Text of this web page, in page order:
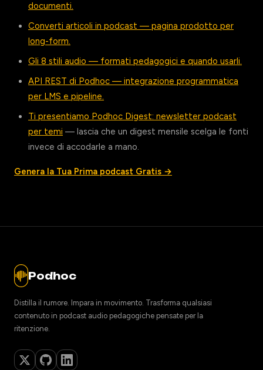
documenti.
Converti articoli in podcast — pagina prodotto per
long-form.
Gli 8 stili audio — formati pedagogici e quando usarli.
API REST di Podhoc — integrazione programmatica
per LMS e pipeline.
Ti presentiamo Podhoc Digest: newsletter podcast
per temi — lascia che un digest mensile scelga le fonti
invece di accodarle a mano.
Genera la Tua Prima podcast Gratis →
Podhoc
Distilla il rumore. Impara in movimento. Trasforma qualsiasi
contenuto in podcast audio pedagogiche pensate per la
ritenzione.